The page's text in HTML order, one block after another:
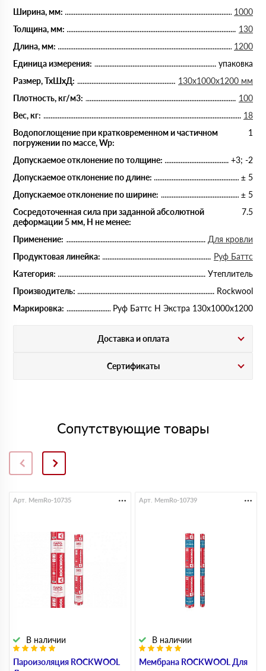
Ширина, мм:
1000
Толщина, мм:
130
Длина, мм:
1200
Единица измерения:
упаковка
Размер, ТхШхД:
130х1000х1200 мм
Плотность, кг/м3:
100
Вес, кг:
18
Водопоглощение при кратковременном и частичном
погружении по массе, Wp:
1
Допускаемое отклонение по толщине:
+3; -2
Допускаемое отклонение по длине:
± 5
Допускаемое отклонение по ширине:
± 5
Сосредоточенная сила при заданной абсолютной
деформации 5 мм, Н не менее:
7.5
Применение:
Для кровли
Продуктовая линейка:
Руф Баттс
Категория:
Утеплитель
Производитель:
Rockwool
Маркировка:
Руф Баттс Н Экстра 130х1000х1200
Доставка и оплата
Сертификаты
Сопутствующие товары
Пароизоляция ROCKWOOL
В наличии
Арт. MemRo-10735
Мембрана ROCKWOOL Для
В наличии
Арт. MemRo-10739